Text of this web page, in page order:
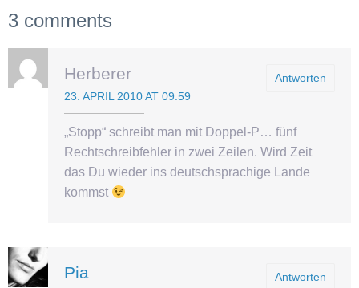
3 comments
Antworten
Herberer
23. APRIL 2010 AT 09:59
„Stopp“ schreibt man mit Doppel-P… fünf
Rechtschreibfehler in zwei Zeilen. Wird Zeit
das Du wieder ins deutschsprachige Lande
kommst
Antworten
Pia